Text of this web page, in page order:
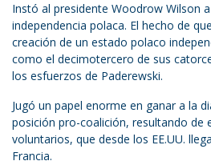
Instó al presidente Woodrow Wilson
independencia polaca. El hecho de
creación de un estado polaco
como el decimotercero de sus
los esfuerzos de Paderewski.
Jugó un papel enorme en ganar a la
posición pro-coalición, resultando de
voluntarios, que desde los EE.UU.
Francia.